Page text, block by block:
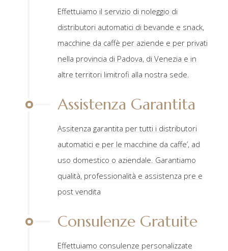
Effettuiamo il servizio di noleggio di
distributori automatici di bevande e snack,
macchine da caffè per aziende e per privati
nella provincia di Padova, di Venezia e in
altre territori limitrofi alla nostra sede.
Assistenza Garantita
Assitenza garantita per tutti i distributori
automatici e per le macchine da caffe’, ad
uso domestico o aziendale. Garantiamo
qualità, professionalità e assistenza pre e
post vendita
Consulenze Gratuite
Effettuiamo consulenze personalizzate